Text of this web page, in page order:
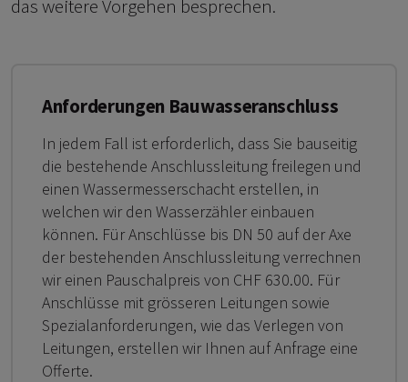
das weitere Vorgehen besprechen.
Anforderungen Bauwasseranschluss
In jedem Fall ist erforderlich, dass Sie bauseitig
die bestehende Anschlussleitung freilegen und
einen Wassermesserschacht erstellen, in
welchen wir den Wasserzähler einbauen
können. Für Anschlüsse bis DN 50 auf der Axe
der bestehenden Anschlussleitung verrechnen
wir einen Pauschalpreis von CHF 630.00. Für
Anschlüsse mit grösseren Leitungen sowie
Spezialanforderungen, wie das Verlegen von
Leitungen, erstellen wir Ihnen auf Anfrage eine
Offerte.